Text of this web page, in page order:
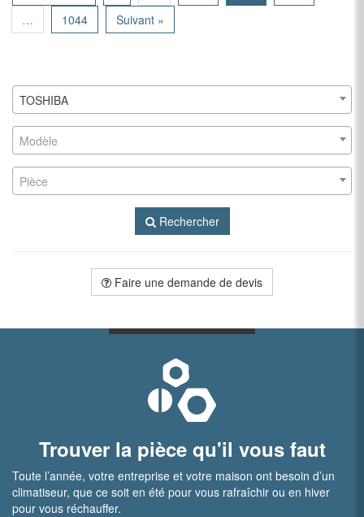
…
1044 Suivant »
TOSHIBA
Modèle
Pièce
Rechercher
Faire une demande de devis
Trouver la pièce qu'il vous faut
Toute l’année, votre entreprise et votre maison ont besoin d’un
climatiseur, que ce soit en été pour vous rafraîchir ou en hiver
pour vous réchauffer.